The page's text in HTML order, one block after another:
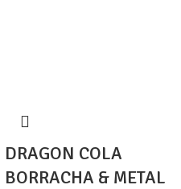
DRAGON COLA
BORRACHA & METAL